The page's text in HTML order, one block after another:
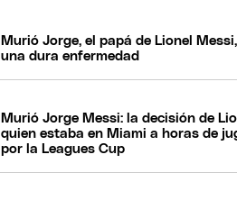
Murió Jorge, el papá de Lionel
una dura enfermedad
Murió Jorge Messi: la decisión de
quien estaba en Miami a horas de
por la Leagues Cup